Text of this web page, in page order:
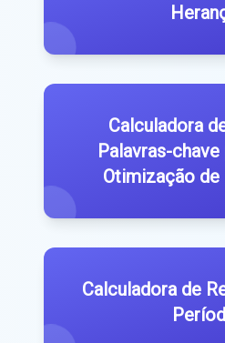
Calculadora
Palavras-chave
Otimização
Calculadora de